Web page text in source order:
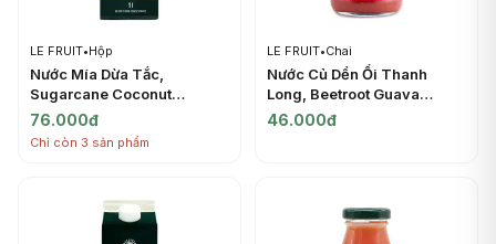
LE FRUIT•Hộp
Nước Mía Dừa Tắc,
Sugarcane Coconut
Calamansi Juice (1L) - LE
FRUIT
76.000đ
Chỉ còn 3 sản phẩm
LE FRUIT•Chai
Nước Củ Dền Ổi Thanh
Long, Beetroot Guava
Dragon Fruit Nectar (250ml)
46.000đ